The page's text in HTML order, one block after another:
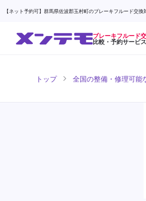
【ネット予約可】群馬県佐波郡玉村町のブレーキフルード交
ブレーキフルード
比較・予約サービス
トップ 全国の整備・修理可能